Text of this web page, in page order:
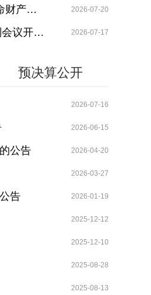
财产… 2026-07-20
会议开… 2026-07-17
预决算公开
2026-07-16
2026-06-15
公告 2026-04-20
2026-03-27
告 2026-01-19
2025-12-12
2025-12-10
2025-08-28
2025-08-13